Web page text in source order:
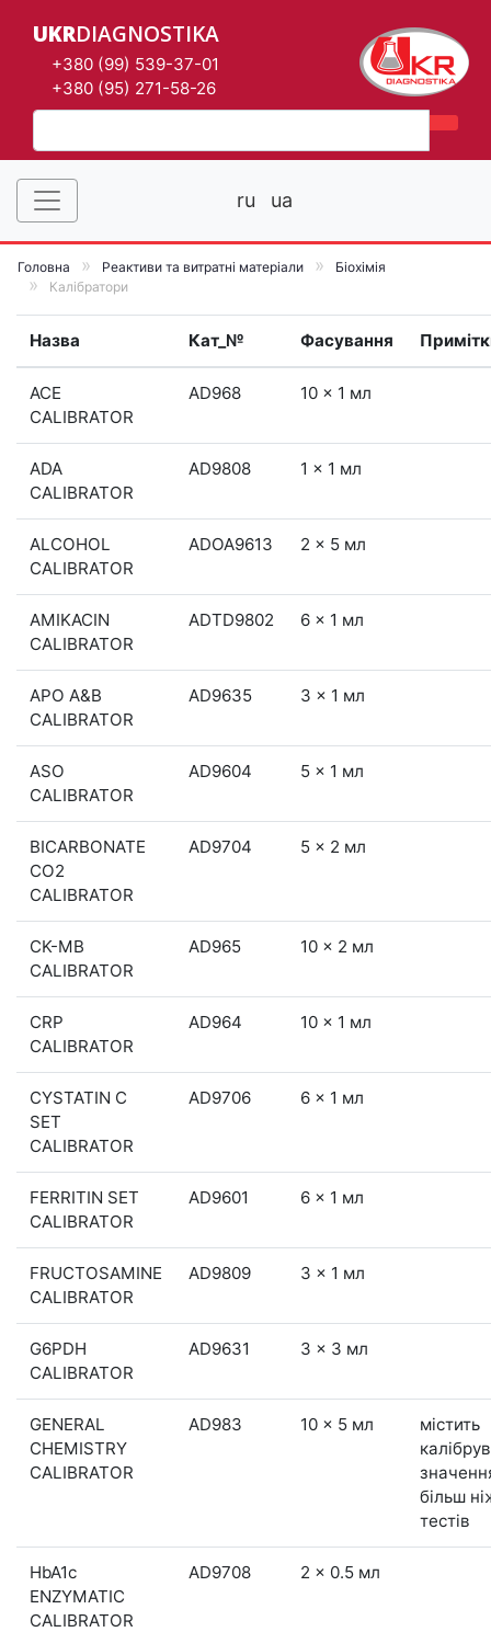
UKRDIAGNOSTIKA
+380 (99) 539-37-01
+380 (95) 271-58-26
ru ua
Головна Реактиви та витратні матеріали
Біохімія
Калібратори
Назва Кат_№ Фасування
ACE
CALIBRATOR
AD968 10 x 1 мл
ADA
CALIBRATOR
AD9808 1 x 1 мл
ALCOHOL
CALIBRATOR
ADOA9613 2 x 5 мл
AMIKACIN
CALIBRATOR
ADTD9802 6 x 1 мл
APO A&B
CALIBRATOR
AD9635 3 x 1 мл
ASO
CALIBRATOR
AD9604 5 x 1 мл
BICARBONATE
CO2
CALIBRATOR
AD9704 5 x 2 мл
CK-MB
CALIBRATOR
AD965 10 x 2 мл
CRP
CALIBRATOR
AD964 10 x 1 мл
CYSTATIN C
SET
CALIBRATOR
AD9706 6 x 1 мл
FERRITIN SET
CALIBRATOR
AD9601 6 x 1 мл
FRUCTOSAMINE
CALIBRATOR
AD9809 3 x 1 мл
G6PDH
CALIBRATOR
AD9631 3 x 3 мл
GENERAL
CHEMISTRY
CALIBRATOR
AD983 10 x 5 мл
містить
більш
тестів
HbA1c
ENZYMATIC
CALIBRATOR
AD9708 2 x 0.5 мл